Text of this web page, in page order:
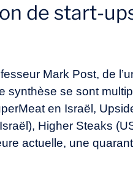
de start-
Mark Post, de
synthèse se sont
en Israël,
Higher Steaks
actuelle, une